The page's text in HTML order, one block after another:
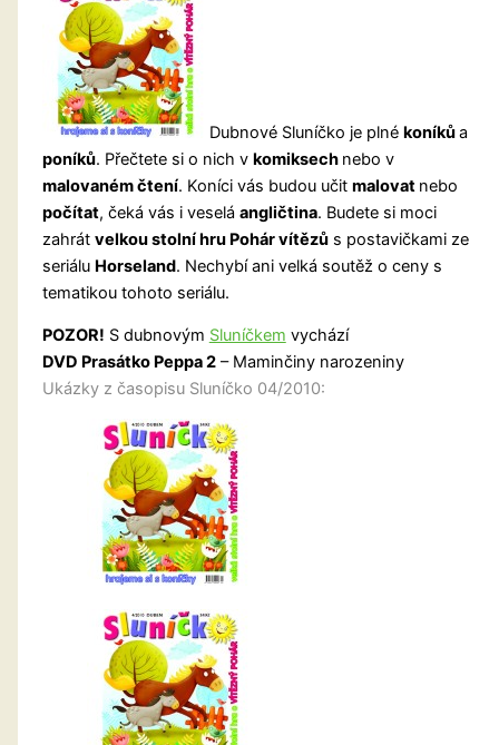
Dubnové Sluníčko je plné koníkůa
poníků. Přečtete si o nich v komiksech nebo v
malovaném čtení. Koníci vás budou učit malovat nebo
počítat, čeká vás i veselá angličtina. Budete si moci
zahrát velkou stolní hru Pohár vítězůs postavičkami ze
seriálu Horseland. Nechybí ani velká soutěž o ceny s
tematikou tohoto seriálu.
POZOR! S dubnovým Sluníčkem vychází
DVD Prasátko Peppa 2– Maminčiny narozeniny
Ukázky z časopisu Sluníčko 04/2010: